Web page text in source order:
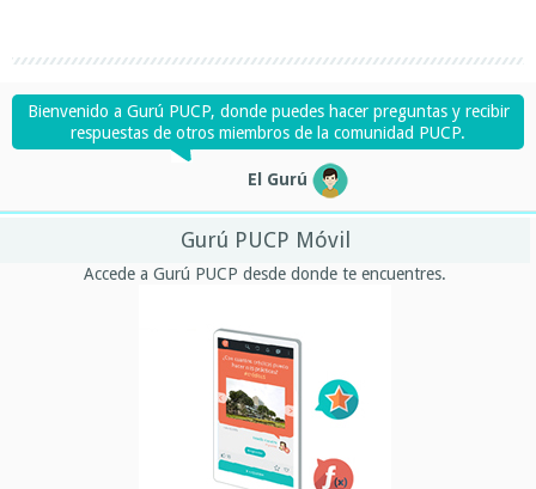
Bienvenido a Gurú PUCP, donde puedes hacer preguntas y recibir
respuestas de otros miembros de la comunidad PUCP.
El Gurú
Gurú PUCP Móvil
Accede a Gurú PUCP desde donde te encuentres.